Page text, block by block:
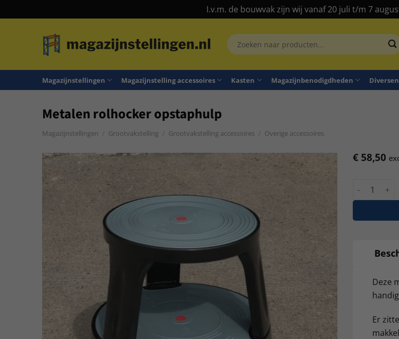
I.v.m. de bouwvak zijn wij vanaf 20 juli t/m 7
Zoeken
naar:
Magazijnstellingen Magazijnstelling accessoires Kasten Magazijnbenodigdheden Diversen
Metalen rolhocker opstaphulp
Magazijnstellingen / Grootvakstelling / Grootvakstelling accessoires / Overige accessoires
€ 58,50
Metalen
Deze
Er